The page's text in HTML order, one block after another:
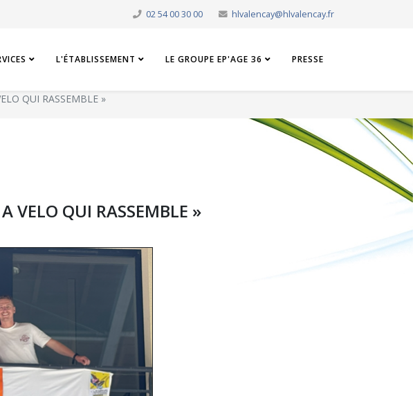
02 54 00 30 00 hlvalencay@hlvalencay.fr
L'ÉTABLISSEMENT LE GROUPE EP'AGE 36 PRESSE
QUI RASSEMBLE »
VELO QUI RASSEMBLE »